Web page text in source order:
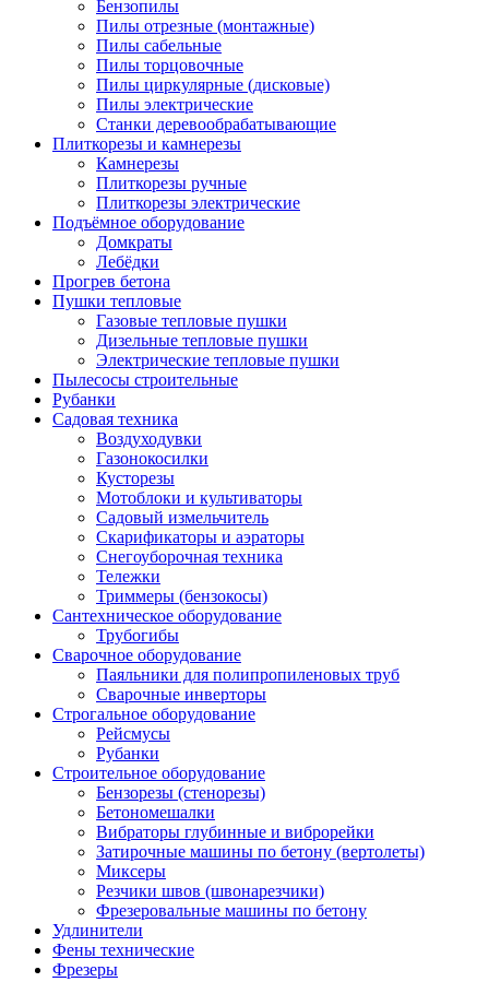
Бензопилы
Пилы отрезные (монтажные)
Пилы сабельные
Пилы торцовочные
Пилы циркулярные (дисковые)
Пилы электрические
Станки деревообрабатывающие
Плиткорезы и камнерезы
Камнерезы
Плиткорезы ручные
Плиткорезы электрические
Подъёмное оборудование
Домкраты
Лебёдки
Прогрев бетона
Пушки тепловые
Газовые тепловые пушки
Дизельные тепловые пушки
Электрические тепловые пушки
Пылесосы строительные
Рубанки
Садовая техника
Воздуходувки
Газонокосилки
Кусторезы
Мотоблоки и культиваторы
Садовый измельчитель
Скарификаторы и аэраторы
Снегоуборочная техника
Тележки
Триммеры (бензокосы)
Сантехническое оборудование
Трубогибы
Сварочное оборудование
Паяльники для полипропиленовых труб
Сварочные инверторы
Строгальное оборудование
Рейсмусы
Рубанки
Строительное оборудование
Бензорезы (стенорезы)
Бетономешалки
Вибраторы глубинные и виброрейки
Затирочные машины по бетону (вертолеты)
Миксеры
Резчики швов (швонарезчики)
Фрезеровальные машины по бетону
Удлинители
Фены технические
Фрезеры